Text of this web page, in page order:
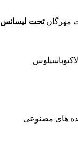
تحت لیسانس Fairhaven Health امریکا
های مصنوعی